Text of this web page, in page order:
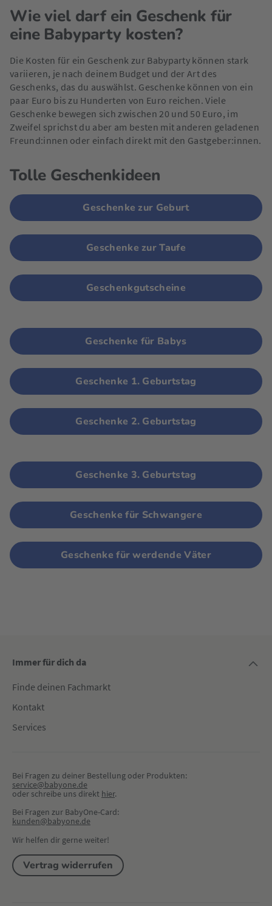
Wie viel darf ein Geschenk für
eine Babyparty kosten?
Die Kosten für ein Geschenk zur Babyparty können stark
variieren, je nach deinem Budget und der Art des
Geschenks, das du auswählst. Geschenke können von ein
paar Euro bis zu Hunderten von Euro reichen. Viele
Geschenke bewegen sich zwischen 20 und 50 Euro, im
Zweifel sprichst du aber am besten mit anderen geladenen
Freund:innen oder einfach direkt mit den Gastgeber:innen.
Tolle Geschenkideen
Geschenke zur Geburt
Geschenke zur Taufe
Geschenkgutscheine
Geschenke für Babys
Geschenke 1. Geburtstag
Geschenke 2. Geburtstag
Geschenke 3. Geburtstag
Geschenke für Schwangere
Geschenke für werdende Väter
Immer für dich da
Finde deinen Fachmarkt
Kontakt
Services
Bei Fragen zu deiner Bestellung oder Produkten:
service@babyone.de
oder schreibe uns direkt hier.
Bei Fragen zur BabyOne-Card:
kunden@babyone.de
Wir helfen dir gerne weiter!
Vertrag widerrufen